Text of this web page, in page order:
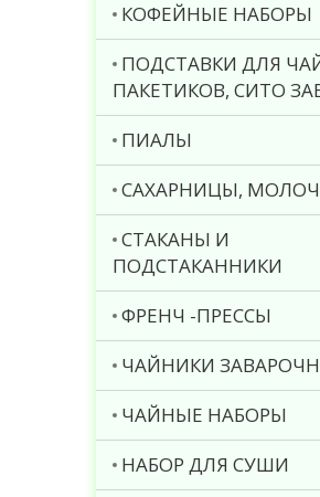
КОФЕЙНЫЕ НАБОРЫ
ПОДСТАВКИ ДЛЯ
ПАКЕТИКОВ, СИТО
ПИАЛЫ
САХАРНИЦЫ,
СТАКАНЫ И
ПОДСТАКАННИКИ
ФРЕНЧ -ПРЕССЫ
ЧАЙНИКИ
ЧАЙНЫЕ НАБОРЫ
НАБОР ДЛЯ СУШИ